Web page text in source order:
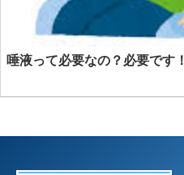
唾液って必要なの？必要です！